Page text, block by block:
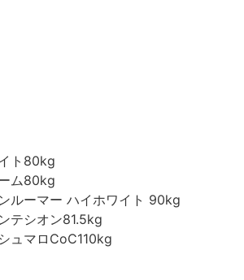
ト80kg
ム80kg
ルーマー ハイホワイト 90kg
テシオン81.5kg
ュマロCoC110kg